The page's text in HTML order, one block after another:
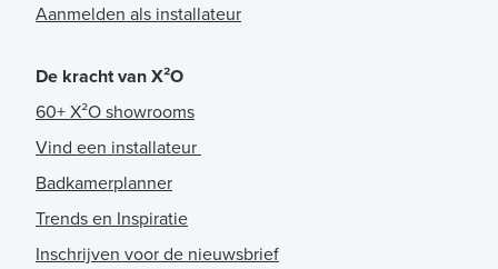
Aanmelden als installateur
De kracht van X²O
60+ X²O showrooms
Vind een installateur
Badkamerplanner
Trends en Inspiratie
Inschrijven voor de nieuwsbrief